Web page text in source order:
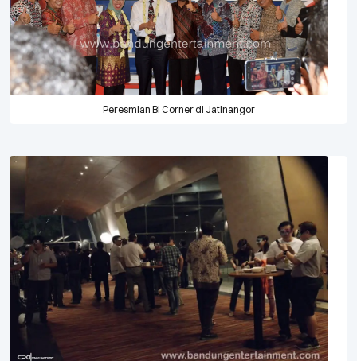
Peresmian BI Corner di Jatinangor